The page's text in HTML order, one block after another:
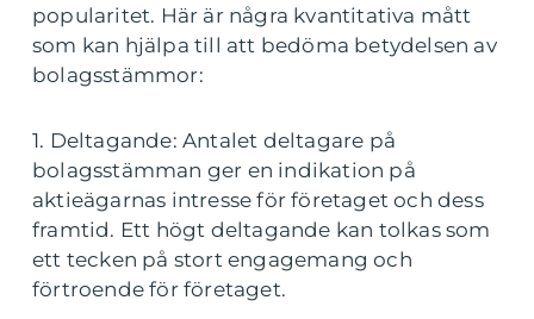
popularitet. Här är några kvantitativa mått
som kan hjälpa till att bedöma betydelsen av
bolagsstämmor:
1. Deltagande: Antalet deltagare på
bolagsstämman ger en indikation på
aktieägarnas intresse för företaget och dess
framtid. Ett högt deltagande kan tolkas som
ett tecken på stort engagemang och
förtroende för företaget.